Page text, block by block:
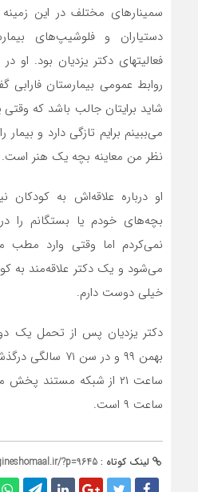
سمینارهای مختلف در این
دستیاران و فلوشیپ‌های
فعالیتهای دکتر یزدیان بود. او
روابط عمومی بیمارستان فارابی
شاید برایتان جالب باشد که
می‌ببینم برایم تازگی دارد و بیمار
نظر من معاینه بچه یک هنر است.
او درباره علاقه‌اش به
بچه‌های خودم یا بستگانم را
نمی‌کردم اما وقتی وارد مطب
می‌شود و یک دکتر علاقه‌مند به
خیلی دوست دارم.
بهمن ۹۹ و در سن
ساعت ۲۱ از شبکه مستند
ساعت ۹ است.
لینک کوتاه : ?p=9645